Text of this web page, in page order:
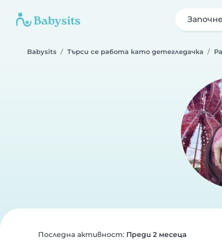
Babysits Търси се работа като детегледачка
Последна активност: Преди 2 месеца